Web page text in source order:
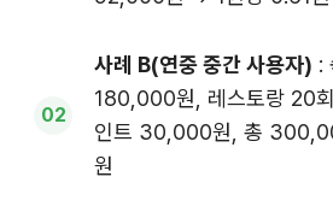
사례 B(연중 중간 사용자) :
180,000원, 레스토랑 20
인트 30,000원, 총
원